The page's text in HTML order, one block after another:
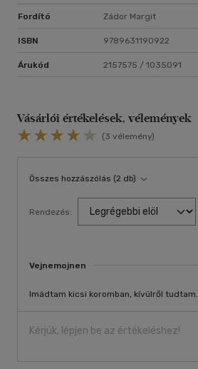
Fordító Zádor Margit
ISBN 9789631190922
Árukód 2157575 / 1035091
Vásárlói értékelések, vélemények
(3 vélemény)
Összes hozzászólás (2 db)
Rendezés:
Vejnemojnen
Imádtam kicsi koromban, kívülről tudtam.
Kérjük, lépjen be az értékeléshez!